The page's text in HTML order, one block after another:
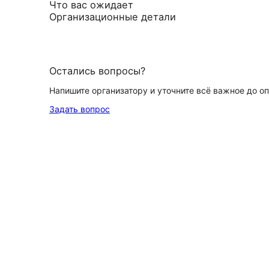
Что вас ожидает
Организационные детали
Остались вопросы?
Напишите организатору и уточните всё важное до
Задать вопрос